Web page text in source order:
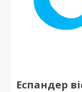
Еспандер